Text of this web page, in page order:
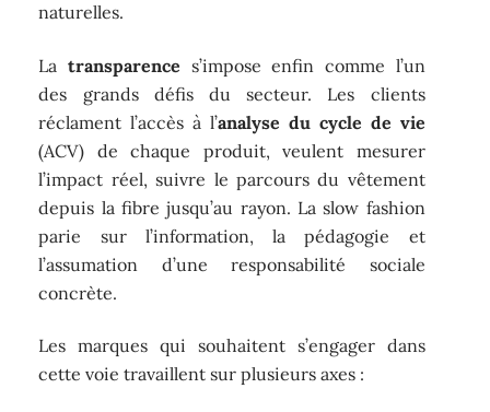
naturelles.
Latransparence s’impose enfin comme l’un
des grands défis du secteur. Les clients
réclament l’accès à l’analyse du cycle de vie
(ACV) de chaque produit, veulent mesurer
l’impact réel, suivre le parcours du vêtement
depuis la fibre jusqu’au rayon. La slow fashion
parie sur l’information, la pédagogie et
l’assumation d’une responsabilité sociale
concrète.
Les marques qui souhaitent s’engager dans
cette voie travaillent sur plusieurs axes :